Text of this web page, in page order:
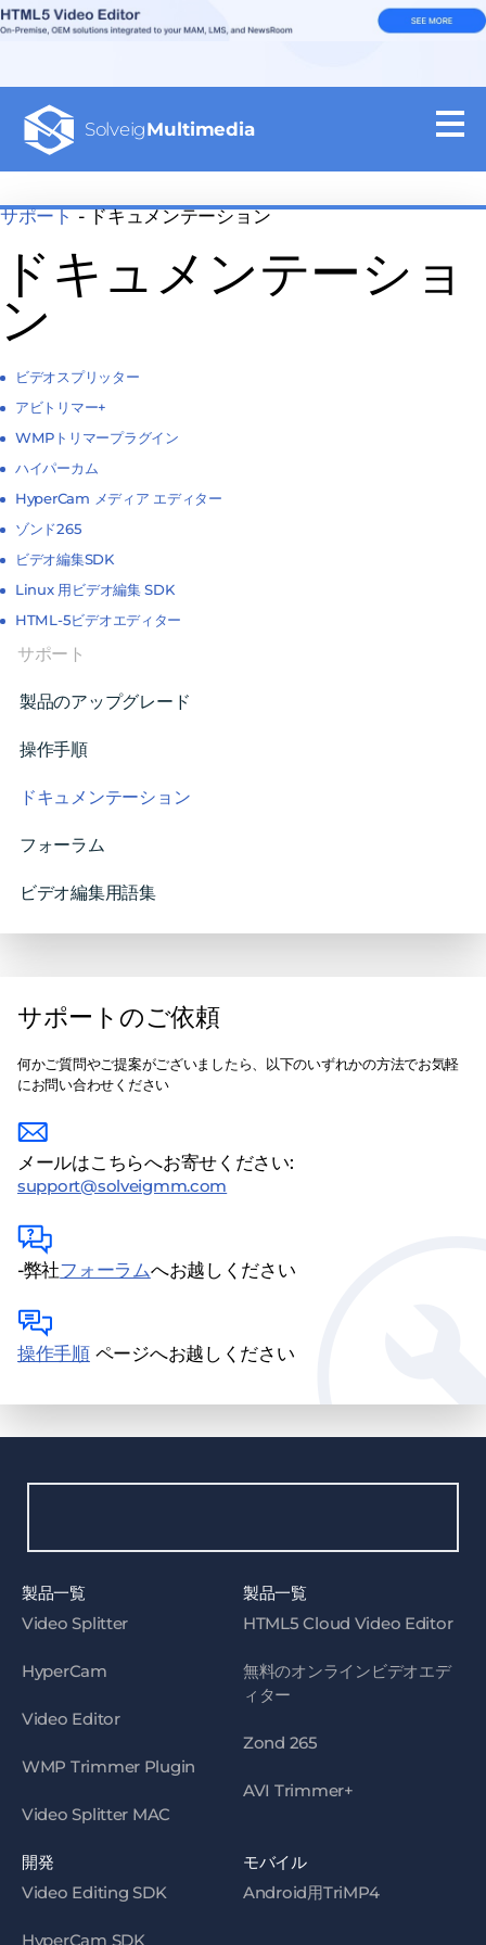
SolveigMultimedia
サポート- ドキュメンテーション
ドキュメンテーショ
ン
ビデオスプリッター
アビトリマー+
WMPトリマープラグイン
ハイパーカム
HyperCam メディア エディター
ゾンド265
ビデオ編集SDK
Linux 用ビデオ編集 SDK
HTML-5ビデオエディター
サポート
製品のアップグレード
操作手順
ドキュメンテーション
フォーラム
ビデオ編集用語集
サポートのご依頼
何かご質問やご提案がございましたら、以下のいずれかの方法でお気軽
にお問い合わせください
メールはこちらへお寄せください:
support@solveigmm.com
-弊社フォーラムへお越しください
操作手順ページへお越しください
製品一覧
Video Splitter
HyperCam
Video Editor
WMP Trimmer Plugin
Video Splitter MAC
製品一覧
HTML5 Cloud Video Editor
無料のオンラインビデオエデ
ィター
Zond 265
AVI Trimmer+
開発
Video Editing SDK
HyperCam SDK
モバイル
Android用TriMP4